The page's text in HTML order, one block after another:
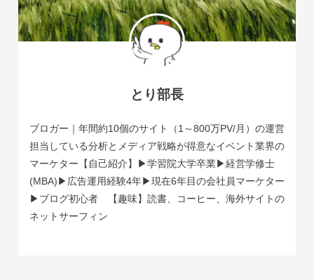
とり部長
ブロガー｜年間約10個のサイト（1～800万PV/月）の運営
担当している分析とメディア戦略が得意なイベント業界の
マーケター【自己紹介】▶学習院大学卒業▶経営学修士
(MBA)▶広告運用経験4年▶現在6年目の会社員マーケター
▶ブログ初心者 【趣味】読書、コーヒー、海外サイトの
ネットサーフィン